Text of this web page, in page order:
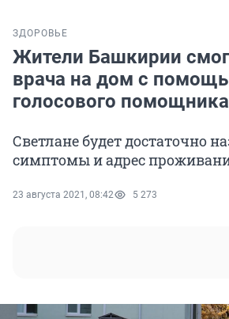
ЗДОРОВЬЕ
Жители Башкирии
врача на дом с
голосового помощника
Светлане будет достаточно
симптомы и адрес
23 августа 2021, 08:42 5 273